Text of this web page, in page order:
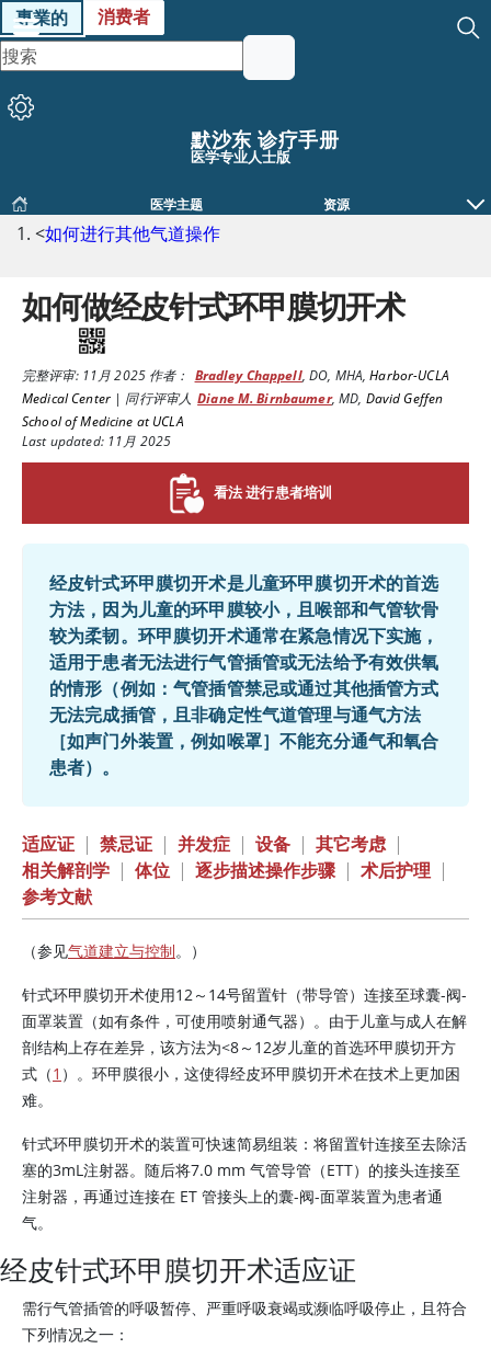
專業的 消费者
默沙东 诊疗手册
医学专业人士版
医学主题 资源
<如何进行其他气道操作
如何做经皮针式环甲膜切开术
完整评审:11月 2025作者： Bradley Chappell,DO, MHA,Harbor-UCLA
Medical Center| 同行评审人 Diane M. Birnbaumer,MD, David Geffen
School of Medicine at UCLA
Last updated: 11月 2025
看法 进行患者培训
经皮针式环甲膜切开术是儿童环甲膜切开术的首选
方法，因为儿童的环甲膜较小，且喉部和气管软骨
较为柔韧。环甲膜切开术通常在紧急情况下实施，
适用于患者无法进行气管插管或无法给予有效供氧
的情形（例如：气管插管禁忌或通过其他插管方式
无法完成插管，且非确定性气道管理与通气方法
［如声门外装置，例如喉罩］不能充分通气和氧合
患者）。
适应证 | 禁忌证 | 并发症 | 设备 | 其它考虑 |
相关解剖学 | 体位 | 逐步描述操作步骤 | 术后护理 |
参考文献
（参见气道建立与控制。）
针式环甲膜切开术使用12～14号留置针（带导管）连接至球囊-阀-
面罩装置（如有条件，可使用喷射通气器）。由于儿童与成人在解
剖结构上存在差异，该方法为<8～12岁儿童的首选环甲膜切开方
式（1 ）。环甲膜很小，这使得经皮环甲膜切开术在技术上更加困
难。
针式环甲膜切开术的装置可快速简易组装：将留置针连接至去除活
塞的3mL注射器。随后将7.0 mm 气管导管（ETT）的接头连接至
注射器，再通过连接在 ET 管接头上的囊-阀-面罩装置为患者通
气。
经皮针式环甲膜切开术适应证
需行气管插管的呼吸暂停、严重呼吸衰竭或濒临呼吸停止，且符合
下列情况之一：